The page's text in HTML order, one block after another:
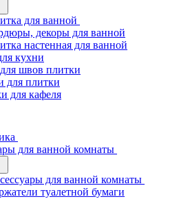
для ванной
декоры для ванной
настенная для ванной
кухни
швов плитки
для плитки
для кафеля
для ванной комнаты
для ванной комнаты
туалетной бумаги